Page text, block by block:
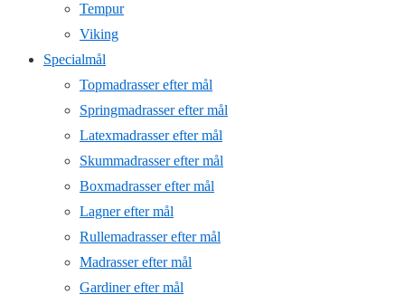
Tempur
Viking
Specialmål
Topmadrasser efter mål
Springmadrasser efter mål
Latexmadrasser efter mål
Skummadrasser efter mål
Boxmadrasser efter mål
Lagner efter mål
Rullemadrasser efter mål
Madrasser efter mål
Gardiner efter mål